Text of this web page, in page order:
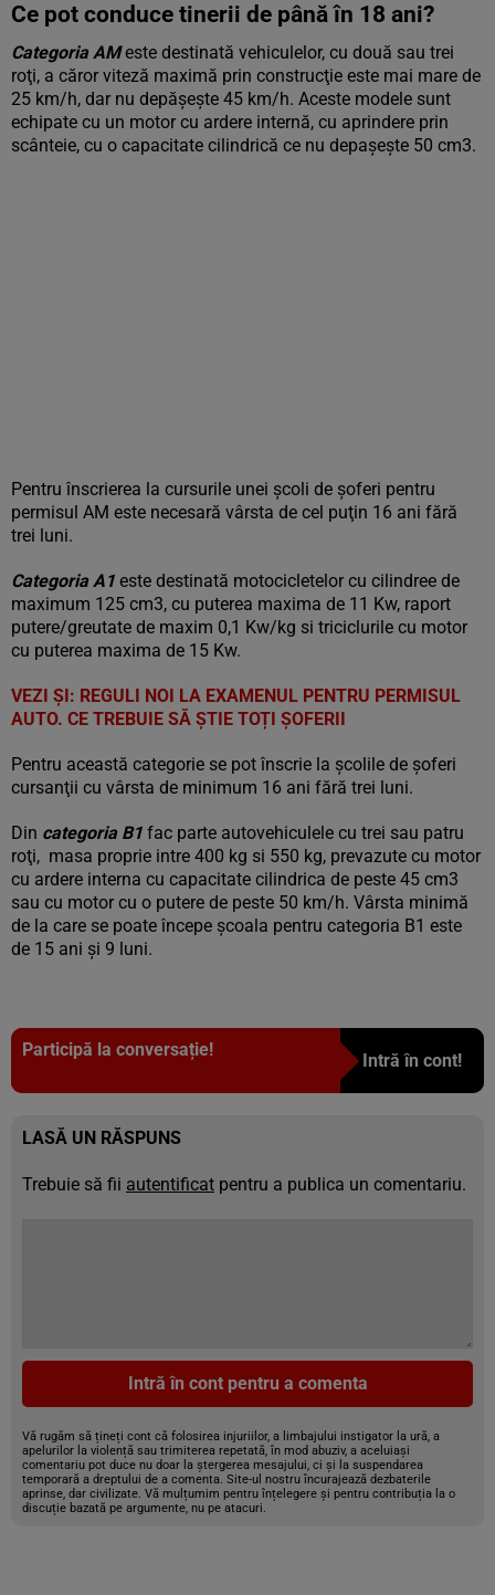
Ce pot conduce tinerii de până în 18 ani?
Categoria AM este destinată vehiculelor, cu două sau trei
roţi, a căror viteză maximă prin construcţie este mai mare de
25 km/h, dar nu depăşeşte 45 km/h. Aceste modele sunt
echipate cu un motor cu ardere internă, cu aprindere prin
scânteie, cu o capacitate cilindrică ce nu depaşeşte 50 cm3.
Pentru înscrierea la cursurile unei şcoli de şoferi pentru
permisul AM este necesară vârsta de cel puţin 16 ani fără
trei luni.
Categoria A1 este destinată motocicletelor cu cilindree de
maximum 125 cm3, cu puterea maxima de 11 Kw, raport
putere/greutate de maxim 0,1 Kw/kg si triciclurile cu motor
cu puterea maxima de 15 Kw.
VEZI ȘI: REGULI NOI LA EXAMENUL PENTRU PERMISUL
AUTO. CE TREBUIE SĂ ȘTIE TOȚI ȘOFERII
Pentru această categorie se pot înscrie la şcolile de şoferi
cursanţii cu vârsta de minimum 16 ani fără trei luni.
Din categoria B1 fac parte autovehiculele cu trei sau patru
roţi, masa proprie intre 400 kg si 550 kg, prevazute cu motor
cu ardere interna cu capacitate cilindrica de peste 45 cm3
sau cu motor cu o putere de peste 50 km/h. Vârsta minimă
de la care se poate începe şcoala pentru categoria B1 este
de 15 ani şi 9 luni.
Participă la conversație!
Intră în cont!
LASĂ UN RĂSPUNS
Trebuie să fii autentificat pentru a publica un comentariu.
Intră în cont pentru a comenta
Vă rugăm să țineți cont că folosirea injuriilor, a limbajului instigator la ură, a
apelurilor la violență sau trimiterea repetată, în mod abuziv, a aceluiași
comentariu pot duce nu doar la ștergerea mesajului, ci și la suspendarea
temporară a dreptului de a comenta. Site-ul nostru încurajează dezbaterile
aprinse, dar civilizate. Vă mulțumim pentru înțelegere și pentru contribuția la o
discuție bazată pe argumente, nu pe atacuri.